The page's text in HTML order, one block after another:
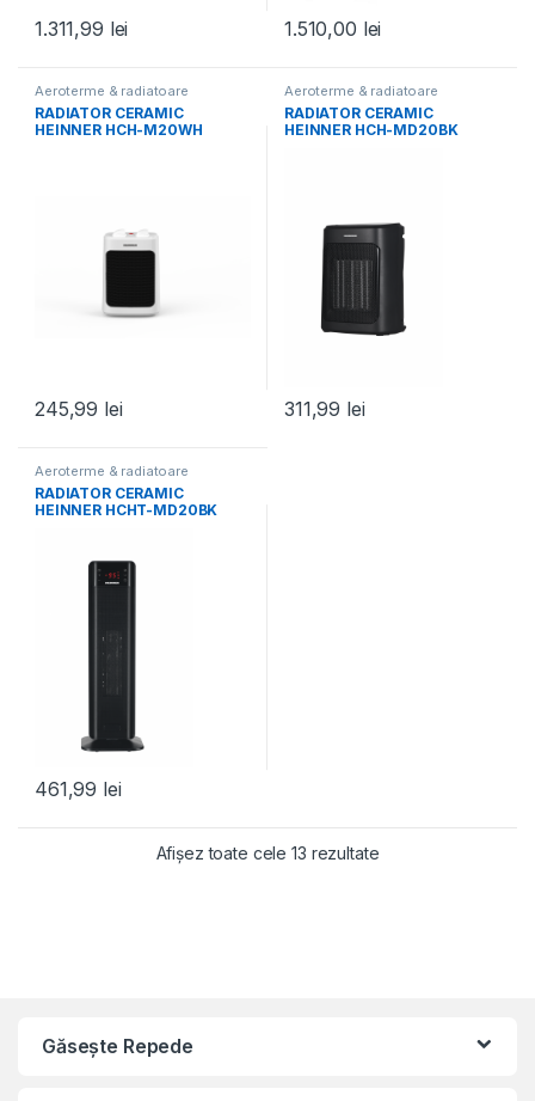
1.311,99 lei 1.510,00 lei
Aeroterme & radiatoare
RADIATOR CERAMIC
HEINNER HCH-M20WH
245,99 lei
Aeroterme & radiatoare
RADIATOR CERAMIC
HEINNER HCH-MD20BK
311,99 lei
Aeroterme & radiatoare
RADIATOR CERAMIC
HEINNER HCHT-MD20BK
461,99 lei
Afișez toate cele 13 rezultate
Găseşte Repede